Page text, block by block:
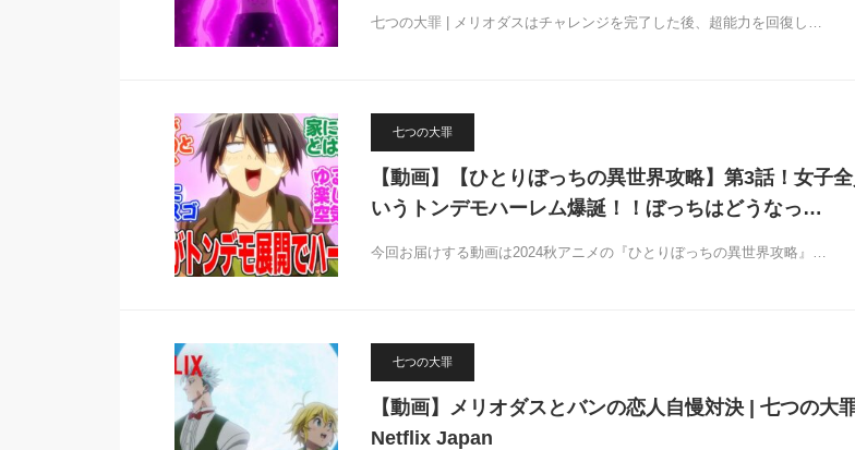
七つの大罪 | メリオダスはチャレンジを完了した後、超能力を回復し…
七つの大罪
【動画】【ひとりぼっちの異世界攻略】第3話！女子
いうトンデモハーレム爆誕！！ぼっちはどうなっ…
今回お届けする動画は2024秋アニメの『ひとりぼっちの異世界攻略』…
七つの大罪
【動画】メリオダスとバンの恋人自慢対決 | 七つの大
Netflix Japan